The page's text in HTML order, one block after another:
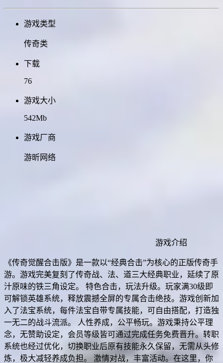
游戏类型
传奇类
下载
76
游戏大小
542Mb
游戏厂商
游昕网络
游戏介绍
《传奇觉醒合击版》是一款以“经典合击”为核心的正版传奇手
游。游戏完美复刻了传奇战、法、道三大经典职业，延续了原
汁原味的铁三角设定。 特色合击，玩法升级。玩家满30级即
可解锁英雄系统，释放震撼全屏的专属合击绝技。游戏创新加
入了法宝系统，每件法宝自带专属技能，可自由搭配，打造独
一无二的战斗流派。 人性养成，公平畅玩。游戏秉持公平理
念，无赞助设定，会员等级皆可通过完成任务免费晋升。转职
系统也经过优化，切换职业后原有技能永久保留，无需从头修
炼，极大减轻养成负担。 激情对战，丰富活动。在这里，你